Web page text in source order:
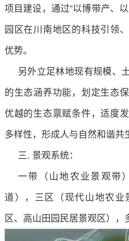
项目建设，通过“以博带产、
园区在川南地区的科技引领
优势。
另外立足林地现有规模、
的生态涵养功能，划定生态
优越的生态禀赋条件，适度
多样性，形成人与自然和谐共
三. 景观系统：
一带（山地农业景观带
道），三区（现代山地农
区、高山田园民居景观区），